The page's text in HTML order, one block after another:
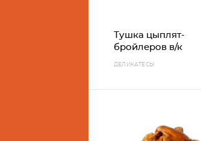
Тушка цыплят-
бройлеров в/к
ДЕЛИКАТЕСЫ